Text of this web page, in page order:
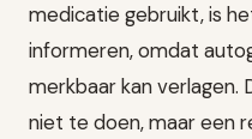
medicatie gebruikt, is
informeren, omdat
merkbaar kan verlagen.
niet te doen, maar een